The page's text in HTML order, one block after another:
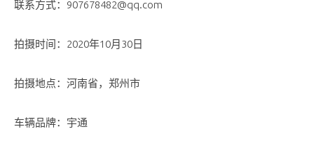
联系方式：907678482@qq.com
拍摄时间：2020年10月30日
拍摄地点：河南省，郑州市
车辆品牌：宇通